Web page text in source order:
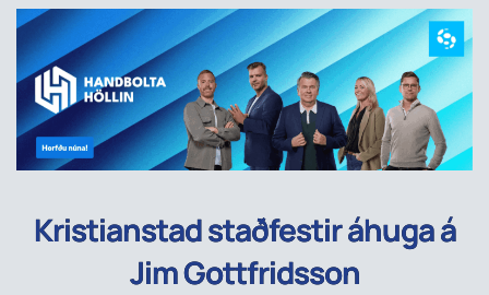
Kristianstad staðfestir áhuga á
Jim Gottfridsson